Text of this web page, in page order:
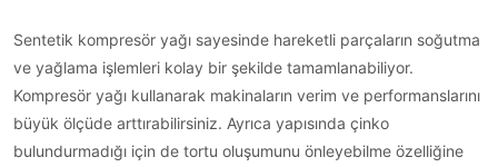
Sentetik kompresör yağı sayesinde hareketli parçaların soğutma
ve yağlama işlemleri kolay bir şekilde tamamlanabiliyor.
Kompresör yağı kullanarak makinaların verim ve performanslarını
büyük ölçüde arttırabilirsiniz. Ayrıca yapısında çinko
bulundurmadığı için de tortu oluşumunu önleyebilme özelliğine